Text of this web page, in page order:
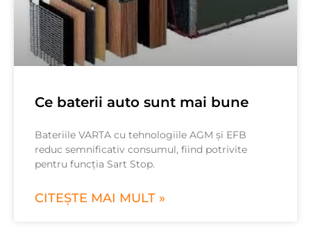
Ce baterii auto sunt mai bune
Bateriile VARTA cu tehnologiile AGM și EFB
reduc semnificativ consumul, fiind potrivite
pentru funcția Sart Stop.
CITEȘTE MAI MULT »